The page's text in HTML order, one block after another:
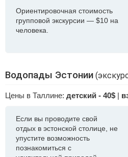
Ориентировочная стоимость
групповой экскурсии — $10 на
человека.
Водопады Эстонии
Цены в Таллине: детский - 40$ |
Если вы проводите свой
отдых в эстонской столице, не
упустите возможность
познакомиться с